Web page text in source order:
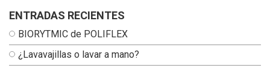
ENTRADAS RECIENTES
BIORYTMIC de POLIFLEX
¿Lavavajillas o lavar a mano?